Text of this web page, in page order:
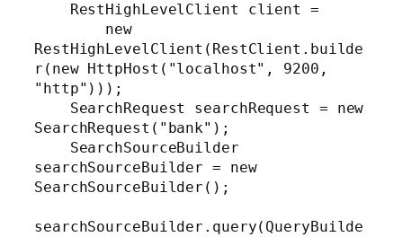
RestHighLevelClient(RestClient.builde
r(new HttpHost("localhost", 9200,
"http")));
SearchRequest("bank");
searchSourceBuilder = new
SearchSourceBuilder();
searchSourceBuilder.query(QueryBuilde